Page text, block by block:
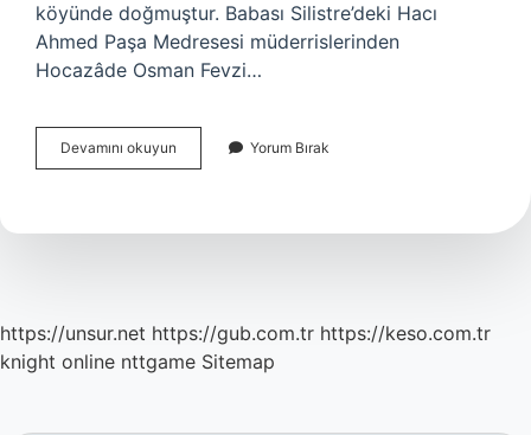
köyünde doğmuştur. Babası Silistre’deki Hacı
Ahmed Paşa Medresesi müderrislerinden
Hocazâde Osman Fevzi…
Devamını okuyun Süleyman
Hilmi
Efendimizin
Yorum Bırak
https://unsur.net https://gub.com.tr https://keso.com.tr
knight online nttgame Sitemap